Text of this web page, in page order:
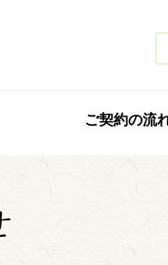
ご契約の流